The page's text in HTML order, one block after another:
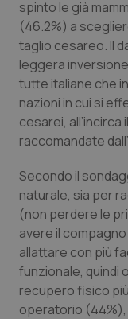
Campania
Emilia-
Friuli
Liguria
Lombardia
Marche
Car-T
Colesterolo
Dermatite
Disturbi
Dolore
Donna &
spinto le già
(46.2%) a
taglio cesareo. Il
leggera
tutte italiane che
nazioni in cui si
cesarei, all’incirca
raccomandate
Secondo il
naturale, sia per
(non perdere le
avere il
allattare con più
funzionale, quindi
recupero fisico
operatorio (44%),